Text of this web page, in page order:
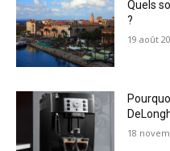
Quels
?
19 août
18